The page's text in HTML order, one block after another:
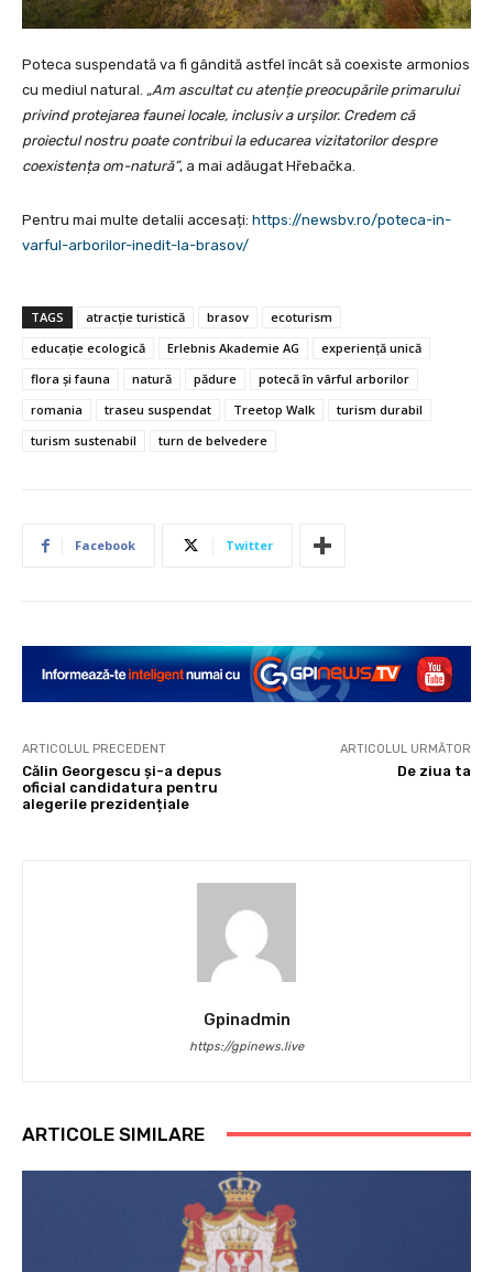
Poteca suspendată va fi gândită astfel încât să coexiste armonios
cu mediul natural. „Am ascultat cu atenție preocupările primarului
privind protejarea faunei locale, inclusiv a urșilor. Credem că
proiectul nostru poate contribui la educarea vizitatorilor despre
coexistența om-natură”, a mai adăugat Hřebačka.
Pentru mai multe detalii accesați: https://newsbv.ro/poteca-in-
varful-arborilor-inedit-la-brasov/
TAGS atracție turistică brasov
ecoturism
educație ecologică
Erlebnis Akademie AG
experiență unică
flora și fauna
natură pădure
potecă în vârful arborilor
romania
traseu suspendat Treetop Walk
turism durabil
turism sustenabil
turn de belvedere
Facebook Twitter
ARTICOLUL PRECEDENT
Călin Georgescu și-a depus
oficial candidatura pentru
alegerile prezidențiale
ARTICOLUL URMĂTOR
De ziua ta
Gpinadmin
https://gpinews.live
ARTICOLE SIMILARE